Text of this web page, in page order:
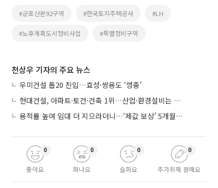
#군포산본92구역 #한국토지주택공사 #LH
#노후계획도시정비사업 #특별정비구역
천상우 기자의 주요 뉴스
우미건설 톱20 진입…효성·쌍용도 ‘껑충’
현대건설, 아파트·토건·건축 1위…산업·환경설비는 삼성E&A
용적률 높여 임대 더 지으라더니…‘제값 보상’ 5개월째 국회에 발목
좋아요
0
화나요
0
슬퍼요
0
추가취재 원해요
0